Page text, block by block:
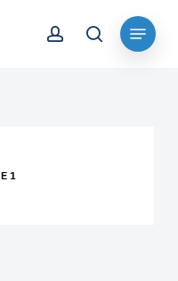
search
Menu
Close